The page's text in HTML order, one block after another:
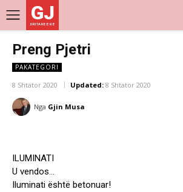
GJ
DRITARE E RE
Preng Pjetri
PAKATEGORI
8 Shtator 2020 Updated: 8 Shtator 2020
Nga Gjin Musa
ILUMINATI
U vendos…
Iluminati është betonuar!